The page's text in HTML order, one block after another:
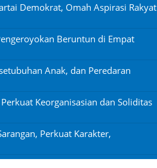
Demokrat, Omah Aspirasi Rakyat
Beruntun di Empat
Anak, dan Peredaran
Keorganisasian dan Soliditas
Perkuat Karakter,